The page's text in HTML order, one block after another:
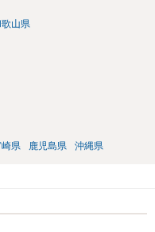
山県
県 鹿児島県 沖縄県